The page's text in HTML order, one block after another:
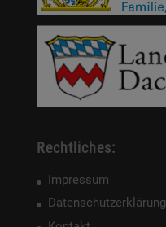
Rechtliches:
Impressum
Datenschutzerklärung